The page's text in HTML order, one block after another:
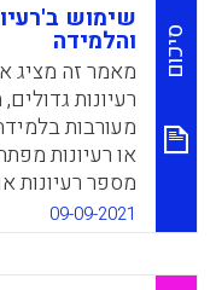
סיכום
שימוש
והלמידה
מאמר זה מציג
רעיונות
מעורבות
או רעיונות
מספר רעיונות
התנסויות. הם
העומדות בפני
לקשר בין
09-09-2021